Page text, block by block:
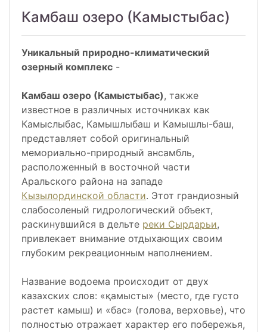
Камбаш озеро (Камыстыбас)
Уникальный природно-климатический
озерный комплекс -
Камбаш озеро (Камыстыбас), также
известное в различных источниках как
Камыслыбас, Камышлыбаш и Камышлы-баш,
представляет собой оригинальный
мемориально-природный ансамбль,
расположенный в восточной части
Аральского района на западе
Кызылординской области. Этот грандиозный
слабосоленый гидрологический объект,
раскинувшийся в дельте реки Сырдарьи,
привлекает внимание отдыхающих своим
глубоким рекреационным наполнением.
Название водоема происходит от двух
казахских слов: «қамысты» (место, где густо
растет камыш) и «бас» (голова, верховье), что
полностью отражает характер его побережья,